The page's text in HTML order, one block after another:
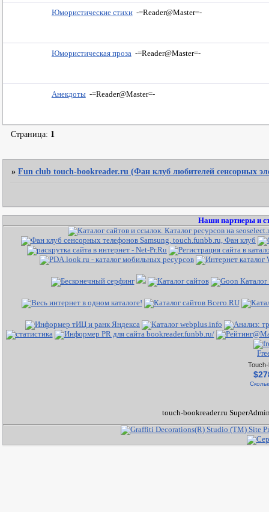
Юмористические стихи -=Reader@Master=-
Юмористическая проза -=Reader@Master=-
Анекдоты -=Reader@Master=-
Страница: 1
»Fun club touch-bookreader.ru (Фан клуб любителей сенсорных
Наши партнеры и
touch-bookreader.ru